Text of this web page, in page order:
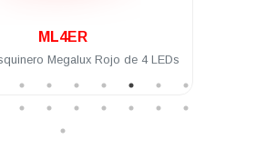
Módulo intermedio Megalux Ámbar de 4